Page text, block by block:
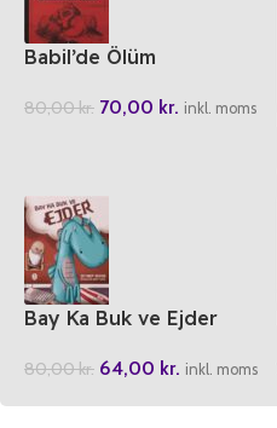
Babil’de Ölüm
80,00kr. 70,00 kr. inkl. moms
Bay Ka Buk ve Ejder
80,00kr. 64,00 kr. inkl. moms